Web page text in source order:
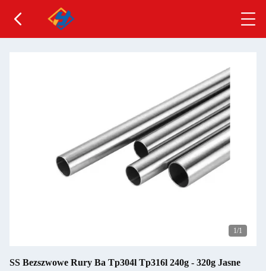
1/1
SS Bezszwowe Rury Ba Tp304l Tp316l 240g - 320g Jasne